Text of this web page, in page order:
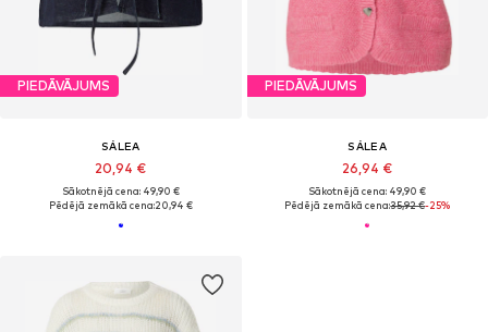
PIEDĀVĀJUMS
SÁLEA
20,94 €
Sākotnējā cena: 49,90 €
Pēdējā zemākā cena:20,94 €
PIEDĀVĀJUMS
SÁLEA
26,94 €
Sākotnējā cena: 49,90 €
Pēdējā zemākā cena:35,92 €-25%